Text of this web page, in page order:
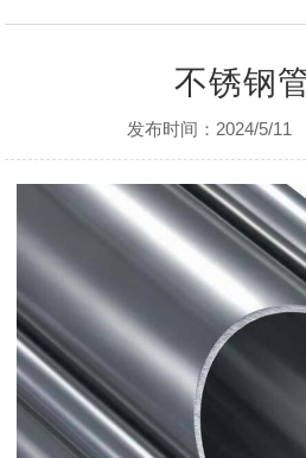
不锈钢
发布时间：2024/5/11